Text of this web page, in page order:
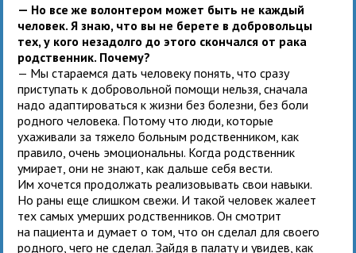
— Но все же волонтером может быть не каждый
человек. Я знаю, что вы не берете в добровольцы
тех, у кого незадолго до этого скончался от рака
родственник. Почему?
— Мы стараемся дать человеку понять, что сразу
приступать к добровольной помощи нельзя, сначала
надо адаптироваться к жизни без болезни, без боли
родного человека. Потому что люди, которые
ухаживали за тяжело больным родственником, как
правило, очень эмоциональны. Когда родственник
умирает, они не знают, как дальше себя вести.
Им хочется продолжать реализовывать свои навыки.
Но раны еще слишком свежи. И такой человек жалеет
тех самых умерших родственников. Он смотрит
на пациента и думает о том, что он сделал для своего
родного, чего не сделал. Зайдя в палату и увидев, как